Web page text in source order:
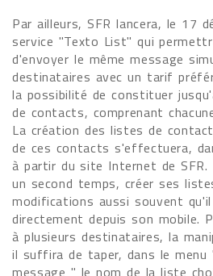
Par ailleurs, SFR lancera, le 17
service "Texto List" qui
d'envoyer le même message
destinataires avec un tarif
la possibilité de constituer
de contacts, comprenant
La création des listes de
de ces contacts s'effectuera,
à partir du site Internet de SFR.
un second temps, créer ses
modifications aussi souvent
directement depuis son mobile.
à plusieurs destinataires, la
il suffira de taper, dans le menu
message " le nom de la liste